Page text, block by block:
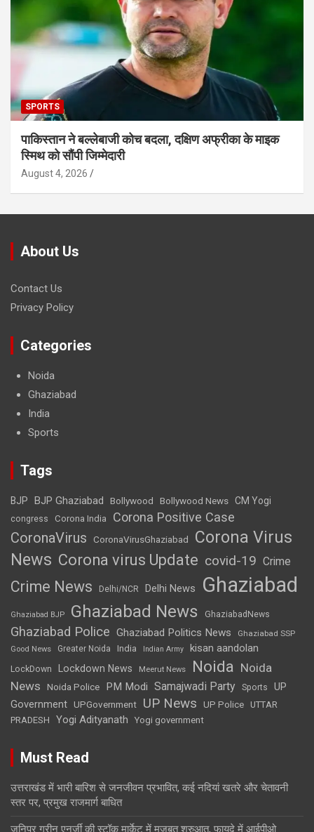
SPORTS
पाकिस्तान ने बल्लेबाजी कोच बदला, दक्षिण अफ्रीका के माइक
स्मिथ को सौंपी जिम्मेदारी
August 4, 2026
About Us
Contact Us
Privacy Policy
Categories
Noida
Ghaziabad
India
Sports
Tags
BJP BJP Ghaziabad Bollywood Bollywood News CM Yogi
congress Corona India Corona Positive Case
CoronaVirus CoronaVirusGhaziabad
Corona Virus
News Corona virus Update covid-19 Crime
Crime News Delhi/NCR Delhi News Ghaziabad
Ghaziabad BJP Ghaziabad News GhaziabadNews
Ghaziabad Police Ghaziabad Politics News Ghaziabad SSP
Good News Greater Noida India Indian Army kisan aandolan
LockDown Lockdown News Meerut News Noida Noida
News
Noida Police PM Modi Samajwadi Party Sports
UP
Government UPGovernment UP News UP Police
UTTAR
PRADESH
Yogi Adityanath Yogi government
Must Read
उत्तराखंड में भारी बारिश से जनजीवन प्रभावित, कई नदियां खतरे और चेतावनी
स्तर पर, प्रमुख राजमार्ग बाधित
जुनिपर ग्रीन एनर्जी की स्टॉक मार्केट में मजबूत शुरुआत, फायदे में आईपीओ